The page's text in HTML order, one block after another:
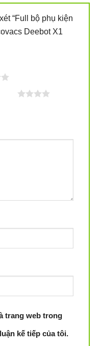
“Full bộ phụ kiện
Deebot X1
trang web trong
kế tiếp của tôi.